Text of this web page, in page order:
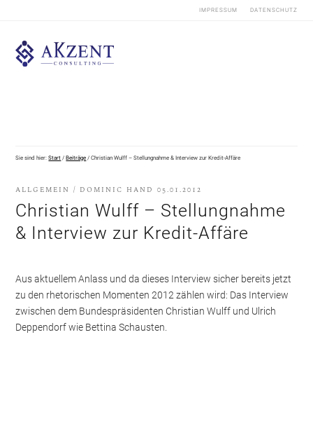
IMPRESSUM DATENSCHUTZ
Sie sind hier:Start /Beiträge /Christian Wulff – Stellungnahme & Interview zur Kredit-Affäre
ALLGEMEIN / DOMINIC HAND 05.01.2012
Christian Wulff – Stellungnahme
& Interview zur Kredit-Affäre
Aus aktuellem Anlass und da dieses Interview sicher bereits jetzt
zu den rhetorischen Momenten 2012 zählen wird: Das Interview
zwischen dem Bundespräsidenten Christian Wulff und Ulrich
Deppendorf wie Bettina Schausten.